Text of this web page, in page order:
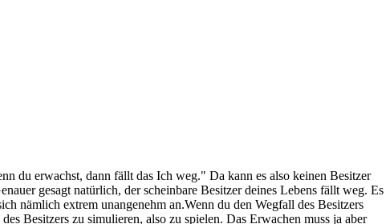
du erwachst, dann fällt das Ich weg." Da kann es also keinen Besitzer
gesagt natürlich, der scheinbare Besitzer deines Lebens fällt weg. Es
nämlich extrem unangenehm an.Wenn du den Wegfall des Besitzers
Besitzers zu simulieren, also zu spielen. Das Erwachen muss ja aber